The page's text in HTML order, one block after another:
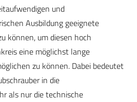
und
Ausbildung geeignete
können, um diesen hoch
eine möglichst lange
zu können. Dabei bedeutet
in die
als nur die technische